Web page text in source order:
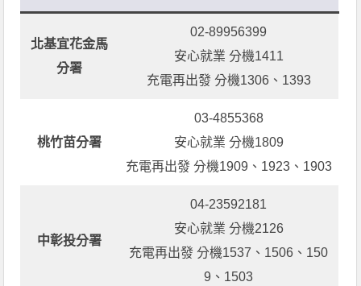
北基宜花金馬
分署
02-89956399
安心就業 分機1411
充電再出發 分機1306、1393
桃竹苗分署
03-4855368
安心就業 分機1809
充電再出發 分機1909、1923、1903
中彰投分署
04-23592181
安心就業 分機2126
充電再出發 分機1537、1506、150
9、1503